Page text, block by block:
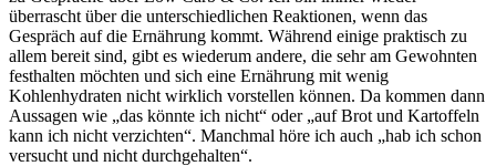
überrascht über die unterschiedlichen Reaktionen, wenn das
Gespräch auf die Ernährung kommt. Während einige praktisch zu
allem bereit sind, gibt es wiederum andere, die sehr am Gewohnten
festhalten möchten und sich eine Ernährung mit wenig
Kohlenhydraten nicht wirklich vorstellen können. Da kommen dann
Aussagen wie „das könnte ich nicht“ oder „auf Brot und Kartoffeln
kann ich nicht verzichten“. Manchmal höre ich auch „hab ich schon
versucht und nicht durchgehalten“.